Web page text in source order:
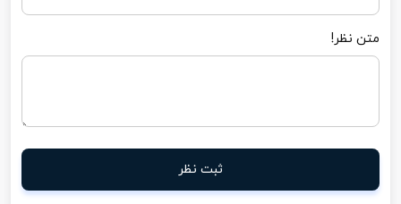
متن نظر!
ثبت نظر